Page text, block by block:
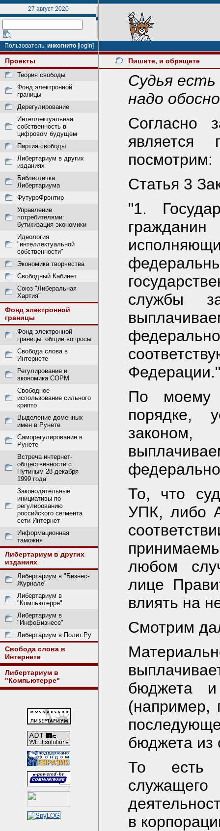
27 август 2020
Пользователь: инкогнито [login]
Проекты
Теория свободы
Фонд электронной
границы
Дерегулирование
Интеллектуальная
собственность в
цифровом будущем
Партия свободы
Либертариум в других
изданиях
Библиотечка
Либертариума
ФутуроФронтир
Управление
потребителями:
бутикизация экономики
Идеология
"интеллектуальной
собственности"
Экономика творчества
Свободный Кабинет
Союз "Либеральная
Хартия"
Фонд электронной
границы
Фонд электронной
границы: общие вопросы
Свобода слова в
Интернете
Регулирование и
экономика СОРМ
Свободное
использование сильного
крипто
Выделение доменных
имен в Рунете
Саморегулирование в
Рунете
Встреча интернет-
общественности с
Путиным 28 декабря
1999 года
Законодательные
инициативы по
регулированию
российского сегмента
сети Интернет
Информационная
таможня
Либертариум в других
изданиях
Либертариум в "Бизнес-
Журнале"
Либертариум в
"Компьютерре"
Либертариум в
"ИнфоБизнесе"
Либертариум в Полит.Ру
Свобода слова в
Интернете
Либертариум в
"Компьютерре"
Пишите, и обрящете
Судья
надо
Согласно
посмотрим:
Статья 3
"1.
службы
Федерации."
По моему
порядке,
То, что
УПК, либо
любом
лице
влиять на
Смотрим
бюджета
(например,
бюджета из
То есть
в